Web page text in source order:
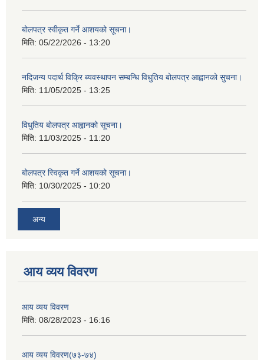
बोलपत्र स्वीकृत गर्ने आशयको सूचना।
मिति: 05/22/2026 - 13:20
नदिजन्य पदार्थ विक्रि ब्यवस्थापन सम्बन्धि विधुतिय बोलपत्र आह्वानको सुचना।
मिति: 11/05/2025 - 13:25
विधुतिय बोलपत्र आह्वानको सूचना।
मिति: 11/03/2025 - 11:20
बोलपत्र स्विकृत गर्ने आशयको सूचना।
मिति: 10/30/2025 - 10:20
अन्य
आय व्यय विवरण
आय व्यय विवरण
मिति: 08/28/2023 - 16:16
आय व्यय विवरण(७३-७४)